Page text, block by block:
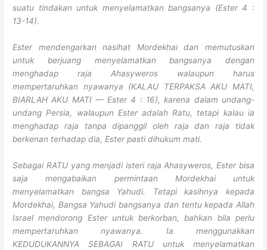
suatu tindakan untuk menyelamatkan bangsanya (Ester 4 :
13-14).
Ester mendengarkan nasihat Mordekhai dan memutuskan
untuk berjuang menyelamatkan bangsanya dengan
menghadap raja Ahasyweros walaupun harus
mempertaruhkan nyawanya (KALAU TERPAKSA AKU MATI,
BIARLAH AKU MATI — Ester 4 : 16), karena dalam undang-
undang Persia, walaupun Ester adalah Ratu, tetapi kalau ia
menghadap raja tanpa dipanggil oleh raja dan raja tidak
berkenan terhadap dia, Ester pasti dihukum mati.
Sebagai RATU yang menjadi isteri raja Ahasyweros, Ester bisa
saja mengabaikan permintaan Mordekhai untuk
menyelamatkan bangsa Yahudi. Tetapi kasihnya kepada
Mordekhai, Bangsa Yahudi bangsanya dan tentu kepada Allah
Israel mendorong Ester untuk berkorban, bahkan bila perlu
mempertaruhkan nyawanya. Ia menggunakkan
KEDUDUKANNYA SEBAGAI RATU untuk menyelamatkan